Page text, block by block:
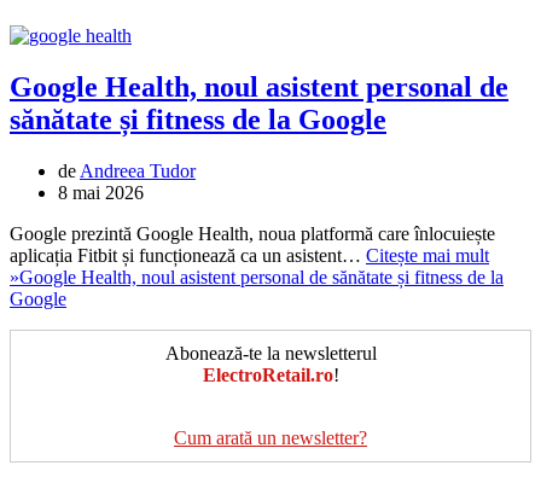
Google Health, noul asistent personal de
sănătate și fitness de la Google
de Andreea Tudor
8 mai 2026
Google prezintă Google Health, noua platformă care înlocuiește
aplicația Fitbit și funcționează ca un asistent… Citește mai mult
»Google Health, noul asistent personal de sănătate și fitness de la
Google
Abonează-te la newsletterul
ElectroRetail.ro!
Cum arată un newsletter?